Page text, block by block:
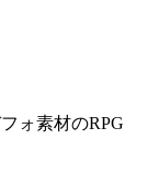
ォ素材のRPG